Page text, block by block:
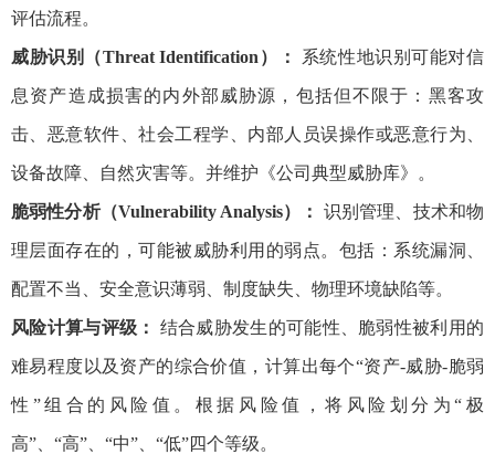
评估流程。
威胁识别（Threat Identification）： 系统性地识别可能对信
息资产造成损害的内外部威胁源，包括但不限于：黑客攻
击、恶意软件、社会工程学、内部人员误操作或恶意行为、
设备故障、自然灾害等。并维护《公司典型威胁库》。
脆弱性分析（Vulnerability Analysis）： 识别管理、技术和物
理层面存在的，可能被威胁利用的弱点。包括：系统漏洞、
配置不当、安全意识薄弱、制度缺失、物理环境缺陷等。
风险计算与评级： 结合威胁发生的可能性、脆弱性被利用的
难易程度以及资产的综合价值，计算出每个“资产-威胁-脆弱
性”组合的风险值。根据风险值，将风险划分为“极
高”、“高”、“中”、“低”四个等级。